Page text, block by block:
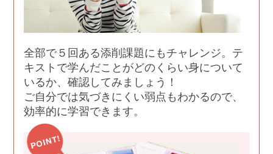
全部で５回ある添削課題にもチャレンジ。テ
キストで学んだことがどのくらい身について
いるか、確認してみましょう！
ご自分では気づきにくい弱点もわかるので、
効率的に学習できます。